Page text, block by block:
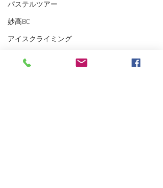
パステルツアー
妙高BC
アイスクライミング
越後の山々